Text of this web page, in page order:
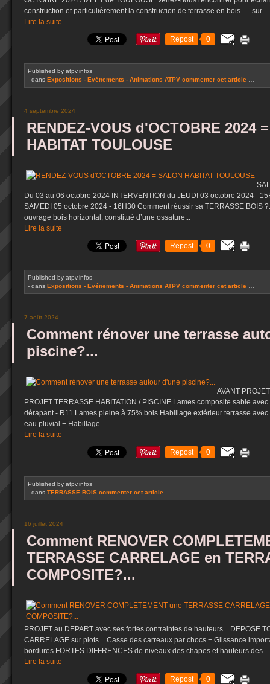
construction et particulièrement la construction de terrasse en bois... - sur...
Lire la suite
Repost 0
Published by atpv.infos
- dans Expositions - Evénements - Animations ATPV commenter cet article
4 septembre 2024
RENDEZ-VOUS d'OCTOBRE 2024
HABITAT TOULOUSE
Du 03 au 06 octobre 2024 INTERVENTION du JEUDI 03 octobre 2024 -
SAMEDI 05 octobre 2024 - 16H30 Comment réussir sa TERRASSE BOIS
ouvrage bois horizontal, constitué d’une ossature...
Lire la suite
Repost 0
Published by atpv.infos
- dans Expositions - Evénements - Animations ATPV commenter cet article
7 août 2024
Comment rénover une terrasse
piscine?...
AVANT
PROJET TERRASSE HABITATION / PISCINE Lames composite sable
dérapant - R11 Lames pleine à 75% bois Habillage extérieur terrasse
eau pluvial + Habillage...
Lire la suite
Repost 0
Published by atpv.infos
- dans TERRASSE BOIS commenter cet article
16 juillet 2024
Comment RENOVER
TERRASSE CARRELAGE en
COMPOSITE?...
PROJET au DEPART avec ses fortes contraintes de hauteurs... DEPOSE
CARRELAGE sur plots = Casse des carreaux par chocs + Glissance
bordures FORTES DIFFRENCES de niveaux des chapes et hauteurs des...
Lire la suite
Repost 0